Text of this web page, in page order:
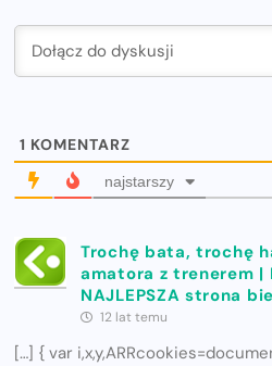
1 KOMENTARZ
najstarszy
Trochę bata, trochę
amatora z trenerem |
NAJLEPSZA strona
12 lat temu
[…] { var